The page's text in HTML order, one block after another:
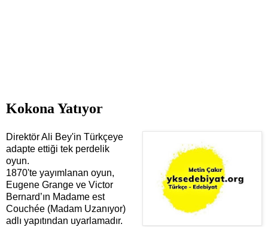
Kokona Yatıyor
Direktör Ali Bey'in Türkçeye
adapte ettiği tek perdelik
oyun.
1870'te yayımlanan oyun,
Eugene Grange ve Victor
Bernard’ın Madame est
Couchée (Madam Uzanıyor)
adlı yapıtından uyarlamadır.